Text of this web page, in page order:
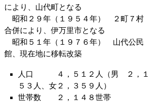
により、山代町となる
昭和２９年（１９５４年） ２町７村
合併により、伊万里市となる
昭和５１年（１９７６年） 山代公民
館、現在地に移転改築
人口 ４，５１２人（男 ２，１
５３人、女２，３５９人）
世帯数 ２，１４８世帯